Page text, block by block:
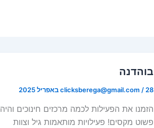
בוהדנה
clicksberega@gmail.com / 28 באפריל 2025
הזמנו את הפעילות לכמה מרכזים חינוכים והיה
פשוט מקסים! פעילויות מותאמות גיל וצוות